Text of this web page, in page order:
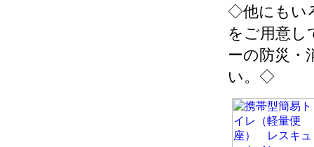
◇他にもい
をご用意し
ーの防災・
い。◇